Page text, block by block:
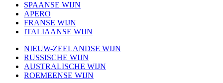
SPAANSE WIJN
APERO
FRANSE WIJN
ITALIAANSE WIJN
NIEUW-ZEELANDSE WIJN
RUSSISCHE WIJN
AUSTRALISCHE WIJN
ROEMEENSE WIJN